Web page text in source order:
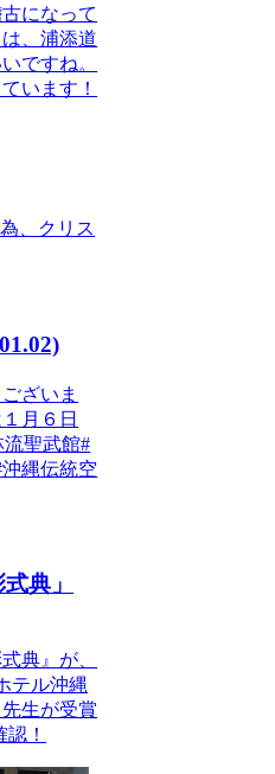
になって
、浦添道
ですね。
います！
、クリス
ざいま
月６日
聖武館#
縄伝統空
典」
典』が、
テル沖縄
生が受賞
！